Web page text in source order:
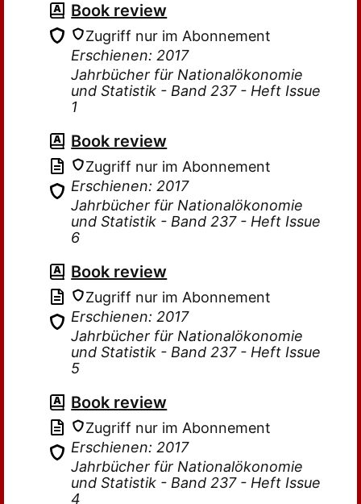
Book review
Zugriff nur im Abonnement
Erschienen: 2017
Jahrbücher für Nationalökonomie
und Statistik - Band 237 - Heft Issue
1
Book review
Zugriff nur im Abonnement
Erschienen: 2017
Jahrbücher für Nationalökonomie
und Statistik - Band 237 - Heft Issue
6
Book review
Zugriff nur im Abonnement
Erschienen: 2017
Jahrbücher für Nationalökonomie
und Statistik - Band 237 - Heft Issue
5
Book review
Zugriff nur im Abonnement
Erschienen: 2017
Jahrbücher für Nationalökonomie
und Statistik - Band 237 - Heft Issue
4